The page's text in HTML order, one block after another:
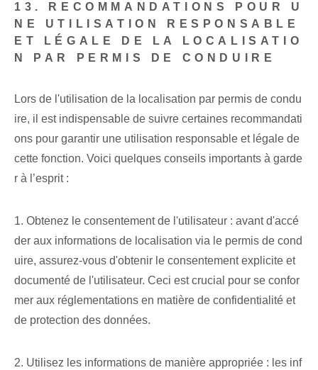
13. RECOMMANDATIONS POUR U
NE UTILISATION RESPONSABLE
ET LÉGALE DE LA LOCALISATIO
N PAR PERMIS DE CONDUIRE
Lors de l'utilisation de la localisation par permis de condu
ire, il est indispensable de suivre certaines recommandati
ons pour garantir une utilisation responsable et légale de
cette fonction. Voici quelques conseils importants à garde
r à l’esprit :
1. Obtenez le consentement de l'utilisateur : avant d'accé
der aux informations de localisation via le permis de cond
uire, assurez-vous d'obtenir le consentement explicite et
documenté de l'utilisateur. Ceci est crucial pour se confor
mer aux réglementations en matière de confidentialité et
de protection des données.
2. Utilisez les informations de manière appropriée : les inf